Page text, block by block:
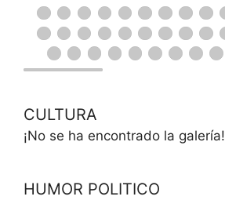
CULTURA
¡No se ha encontrado la galería!
HUMOR POLITICO